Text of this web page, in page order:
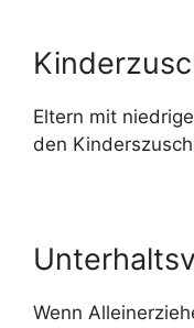
Eltern mit
den
Wenn